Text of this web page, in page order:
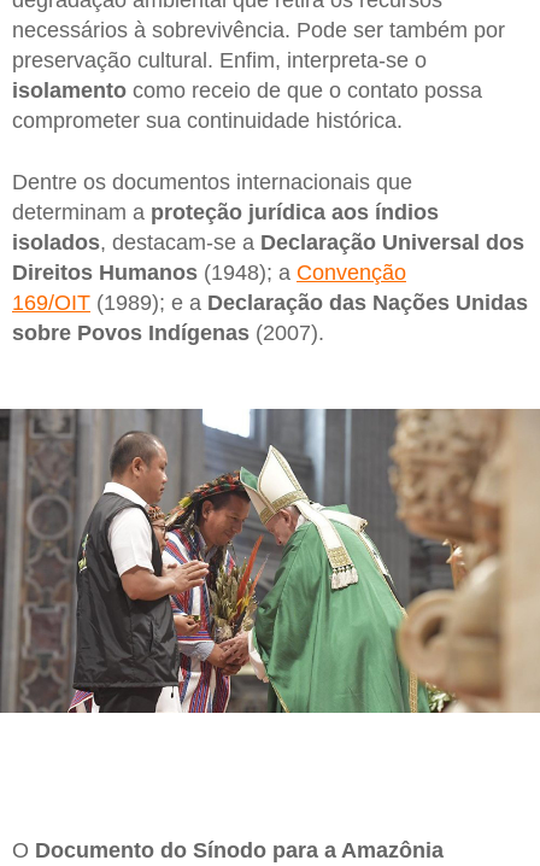
necessários à sobrevivência. Pode ser também por
preservação cultural. Enfim, interpreta-se o
isolamento como receio de que o contato possa
comprometer sua continuidade histórica.
Dentre os documentos internacionais que
determinam a proteção jurídica aos índios
isolados, destacam-se a Declaração Universal dos
Direitos Humanos (1948); a Convenção
169/OIT (1989); e a Declaração das Nações Unidas
sobre Povos Indígenas (2007).
O Documento do Sínodo para a Amazônia